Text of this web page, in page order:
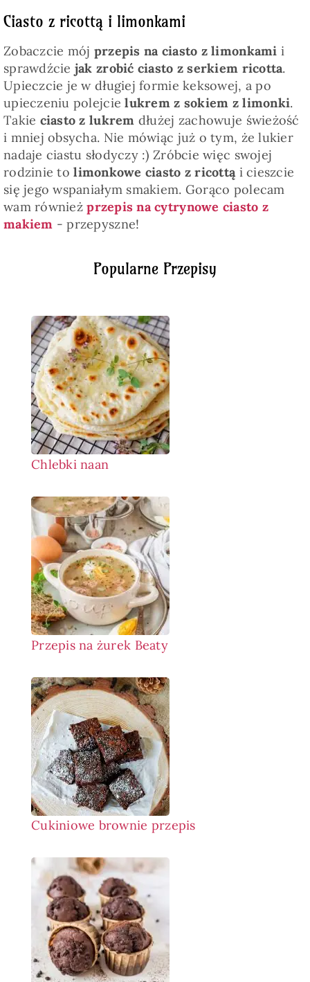
Popularne Przepisy
Chlebki naan
Przepis na żurek Beaty
Cukiniowe brownie przepis
Ciasto z ricottą i limonkami
Zobaczcie mój przepis na ciasto z limonkami i
sprawdźcie jak zrobić ciasto z serkiem ricotta.
Upieczcie je w długiej formie keksowej, a po
upieczeniu polejcielukrem z sokiem z limonki.
Takie ciasto z lukrem dłużej zachowuje świeżość
i mniej obsycha. Nie mówiąc już o tym, że lukier
nadaje ciastu słodyczy :) Zróbcie więc swojej
rodzinie tolimonkowe ciasto z ricottąi cieszcie
się jego wspaniałym smakiem. Gorąco polecam
wam równieżprzepis na cytrynowe ciasto z
makiem - przepyszne!